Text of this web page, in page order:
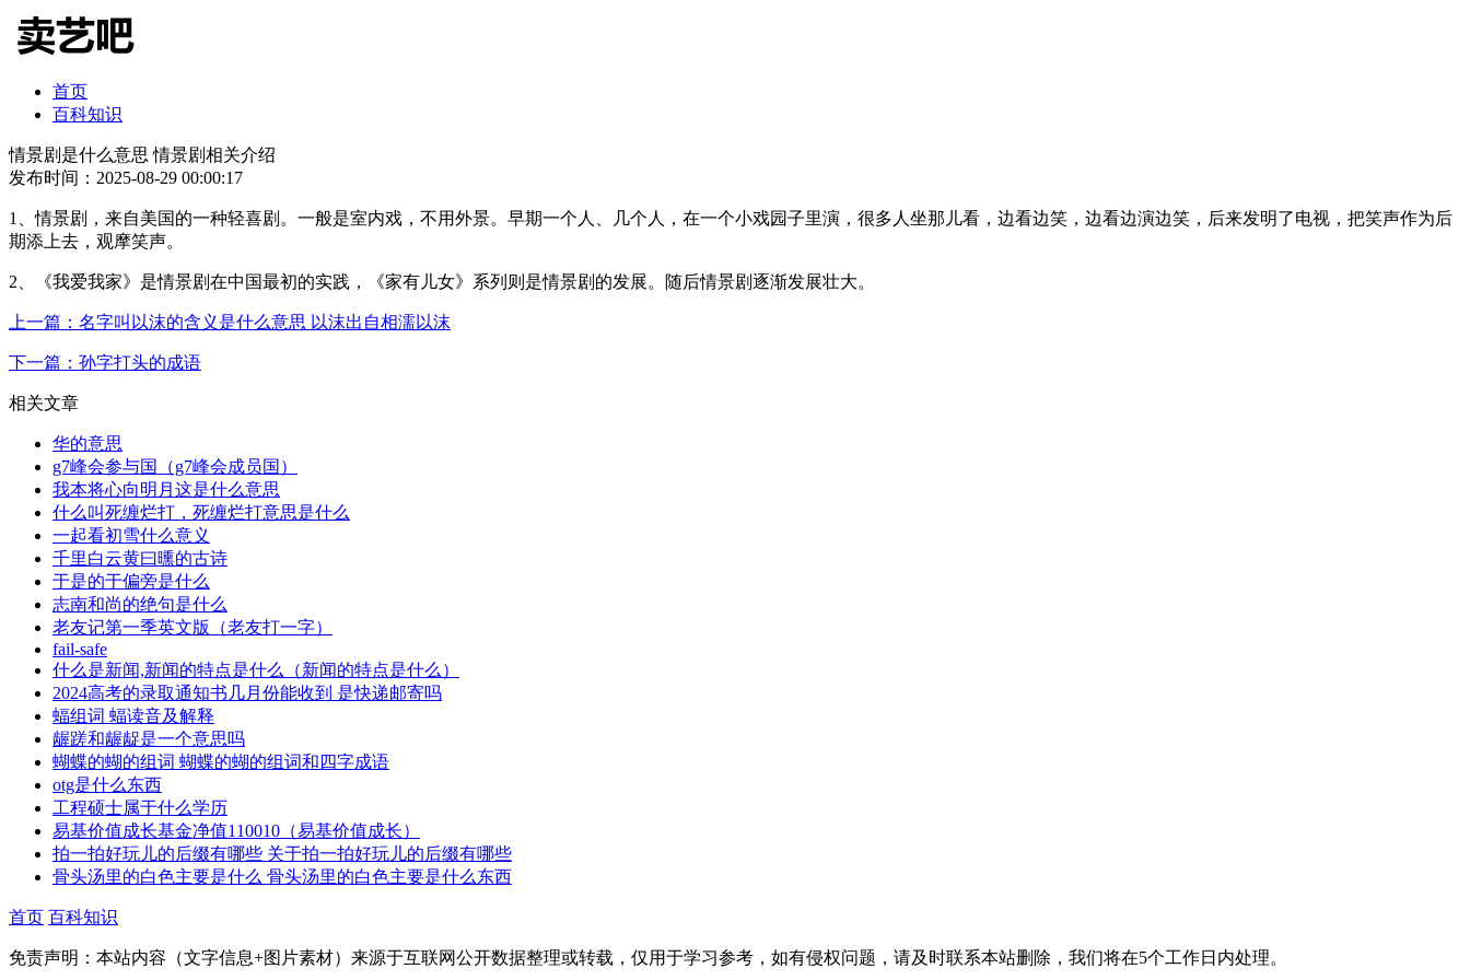
首页
百科知识
情景剧是什么意思 情景剧相关介绍
发布时间：2025-08-29 00:00:17
1、情景剧，来自美国的一种轻喜剧。一般是室内戏，不用外景。早期一个人、几个人，在一个小戏园子里演，很多人坐那儿看，边看边笑，边看边演边笑，后来发明了电视，把笑声作为后
期添上去，观摩笑声。
2、《我爱我家》是情景剧在中国最初的实践，《家有儿女》系列则是情景剧的发展。随后情景剧逐渐发展壮大。
上一篇：名字叫以沫的含义是什么意思 以沫出自相濡以沫
下一篇：孙字打头的成语
相关文章
华的意思
g7峰会参与国（g7峰会成员国）
我本将心向明月这是什么意思
什么叫死缠烂打，死缠烂打意思是什么
一起看初雪什么意义
千里白云黄曰曛的古诗
于是的于偏旁是什么
志南和尚的绝句是什么
老友记第一季英文版（老友打一字）
fail-safe
什么是新闻,新闻的特点是什么（新闻的特点是什么）
2024高考的录取通知书几月份能收到 是快递邮寄吗
蝠组词 蝠读音及解释
龌蹉和龌龊是一个意思吗
蝴蝶的蝴的组词 蝴蝶的蝴的组词和四字成语
otg是什么东西
工程硕士属于什么学历
易基价值成长基金净值110010（易基价值成长）
拍一拍好玩儿的后缀有哪些 关于拍一拍好玩儿的后缀有哪些
骨头汤里的白色主要是什么 骨头汤里的白色主要是什么东西
首页 百科知识
免责声明：本站内容（文字信息+图片素材）来源于互联网公开数据整理或转载，仅用于学习参考，如有侵权问题，请及时联系本站删除，我们将在5个工作日内处理。